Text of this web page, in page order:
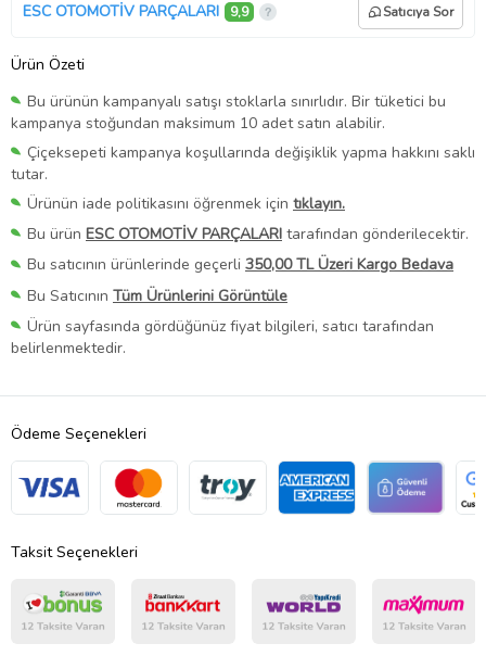
ESC OTOMOTİV PARÇALARI 9,9 Satıcıya Sor
Ürün Özeti
Bu ürünün kampanyalı satışı stoklarla sınırlıdır. Bir tüketici bu
kampanya stoğundan maksimum 10 adet satın alabilir.
Çiçeksepeti kampanya koşullarında değişiklik yapma hakkını saklı
tutar.
Ürünün iade politikasını öğrenmek için tıklayın.
Bu ürün ESC OTOMOTİV PARÇALARI tarafından gönderilecektir.
Bu satıcının ürünlerinde geçerli 350,00 TL Üzeri Kargo Bedava
Bu Satıcının Tüm Ürünlerini Görüntüle
Ürün sayfasında gördüğünüz fiyat bilgileri, satıcı tarafından
belirlenmektedir.
Ödeme Seçenekleri
Taksit Seçenekleri